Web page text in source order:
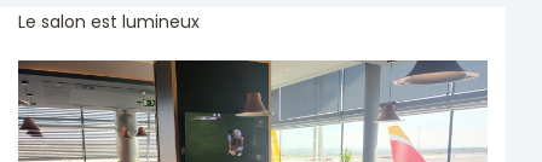
Le salon est lumineux